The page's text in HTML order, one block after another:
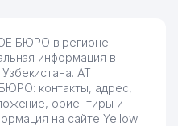
БЮРО в регионе
информация в
AT
контакты, адрес,
ориентиры и
на сайте Yellow